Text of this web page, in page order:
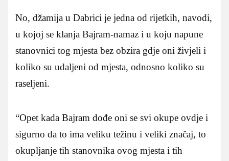
No, džamija u Dabrici je jedna od rijetkih, navodi,
u kojoj se klanja Bajram-namaz i u koju napune
stanovnici tog mjesta bez obzira gdje oni živjeli i
koliko su udaljeni od mjesta, odnosno koliko su
raseljeni.
“Opet kada Bajram dođe oni se svi okupe ovdje i
sigurno da to ima veliku težinu i veliki značaj, to
okupljanje tih stanovnika ovog mjesta i tih